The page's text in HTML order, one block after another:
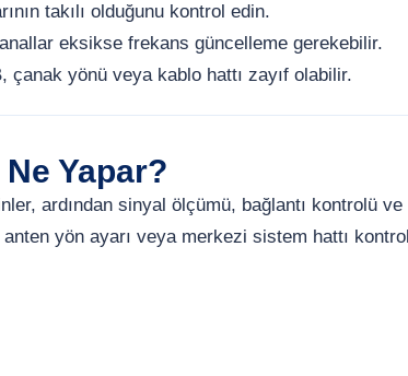
takılı olduğunu kontrol edin.
eksikse frekans güncelleme gerekebilir.
çanak yönü veya kablo hattı zayıf olabilir.
Yapar?
ardından sinyal ölçümü, bağlantı kontrolü
yön ayarı veya merkezi sistem hattı